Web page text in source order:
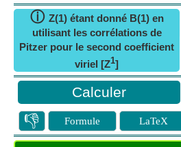
ⓘ Z(1) étant donné B(1) en
utilisant les corrélations de
Pitzer pour le second coefficient
viriel [Z1]
👎 Formule LaTeX